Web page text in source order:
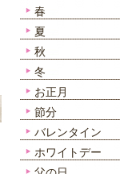
春
夏
秋
冬
お正月
節分
バレンタイン
ホワイトデー